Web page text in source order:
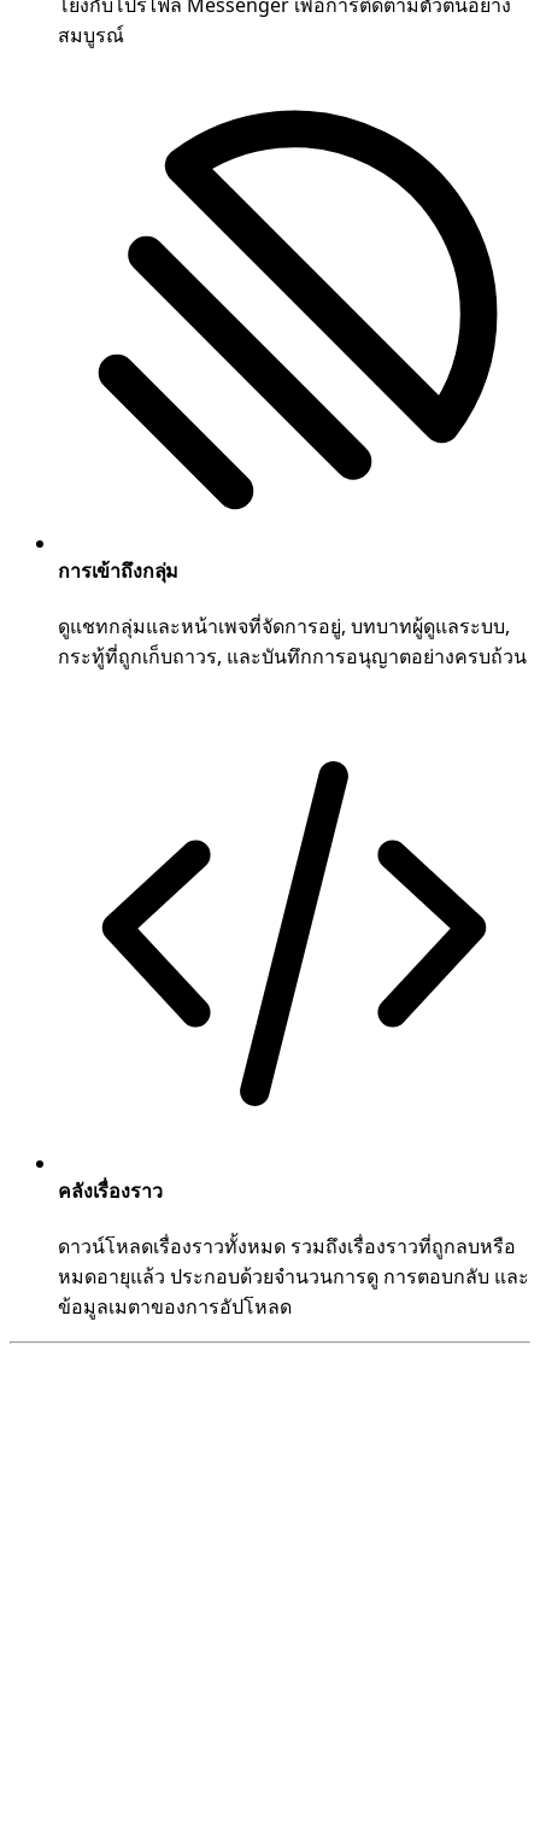
โยงกับโปรไฟล์ Messenger เพื่อการติดตามตัวตนอย่าง
สมบูรณ์
การเข้าถึงกลุ่ม
ดูแชทกลุ่มและหน้าเพจที่จัดการอยู่, บทบาทผู้ดูแลระบบ,
กระทู้ที่ถูกเก็บถาวร, และบันทึกการอนุญาตอย่างครบถ้วน
คลังเรื่องราว
ดาวน์โหลดเรื่องราวทั้งหมด รวมถึงเรื่องราวที่ถูกลบหรือ
หมดอายุแล้ว ประกอบด้วยจำนวนการดู การตอบกลับ และ
ข้อมูลเมตาของการอัปโหลด